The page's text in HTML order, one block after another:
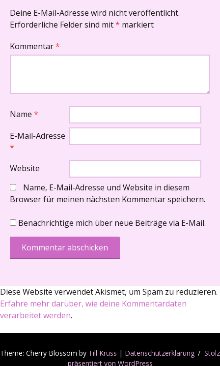
Deine E-Mail-Adresse wird nicht veröffentlicht.
Erforderliche Felder sind mit* markiert
Kommentar*
Name *
E-Mail-Adresse
*
Website
Name, E-Mail-Adresse und Website in diesem
Browser für meinen nächsten Kommentar speichern.
Benachrichtige mich über neue Beiträge via E-Mail.
Diese Website verwendet Akismet, um Spam zu reduzieren.
Erfahre mehr darüber, wie deine Kommentardaten
verarbeitet werden.
Theme: Cherry Blossom by Till Krüss | Datenschutzerklärung
Stolz
präsentiert von WordPress